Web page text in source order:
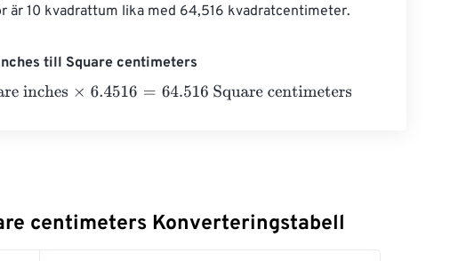
är 10 kvadrattum lika med 64,516 kvadratcentimeter.
till Square centimeters
×6.4516= 64.516 Square centimeters
centimeters Konverteringstabell